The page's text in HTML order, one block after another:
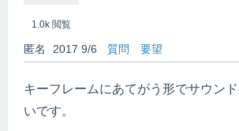
1.0k 閲覧
匿名 2017 9/6 質問 要望
キーフレームにあてがう形でサウン
いです。